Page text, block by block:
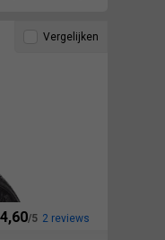
4,60 2 reviews
Vergelijken